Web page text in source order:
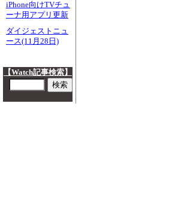
iPhone向けTVチュ
ーナ用アプリ更新
ダイジェストニュ
ース(11月28日)
【Watch記事検索】